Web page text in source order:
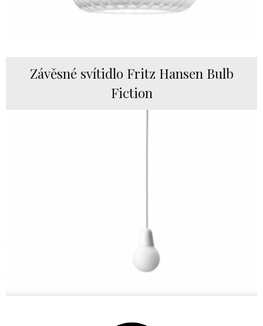
Závěsné svítidlo Fritz Hansen Bulb
Fiction